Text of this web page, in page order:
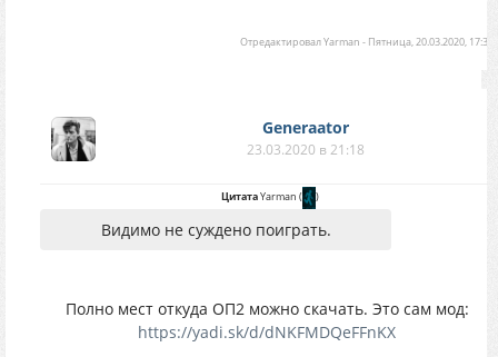
ОтредактировалYarman - Пятница, 20.03.2020, 17:38
Generaator
23.03.2020 в 21:18
ЦитатаYarman ( )
Видимо не суждено поиграть.
Полно мест откуда ОП2 можно скачать. Это сам мод:
https://yadi.sk/d/dNKFMDQeFFnKX